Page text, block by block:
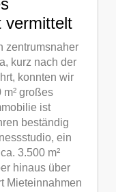
vermittelt
zentrumsnaher
kurz nach der
konnten wir
großes
ist
beständig
ein
3.500 m²
hinaus über
Mieteinnahmen